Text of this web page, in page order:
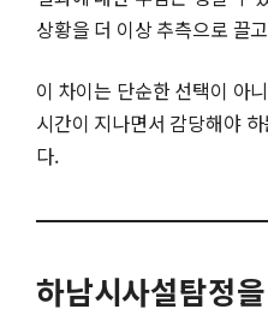
상황을 더 이상 추측으로 끌
이 차이는 단순한 선택이 아
시간이 지나면서 감당해야
다.
하남시사설탐정